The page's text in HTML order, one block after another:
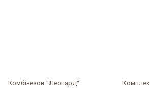
Комбінезон "Леопард"